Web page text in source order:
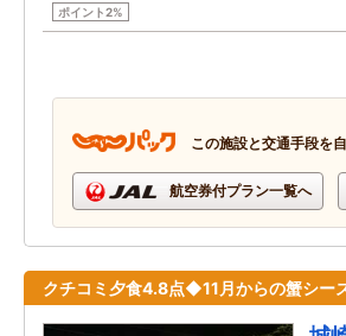
ポイント2%
この施設と交通手段を
航空券付プラン一覧へ
クチコミ夕食4.8点◆11月からの蟹シー